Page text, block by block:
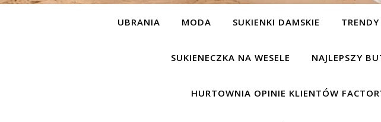
UBRANIA MODA SUKIENKI DAMSKIE
SUKIENECZKA NA WESELE NAJLEPSZY
HURTOWNIA OPINIE KLIENTÓW